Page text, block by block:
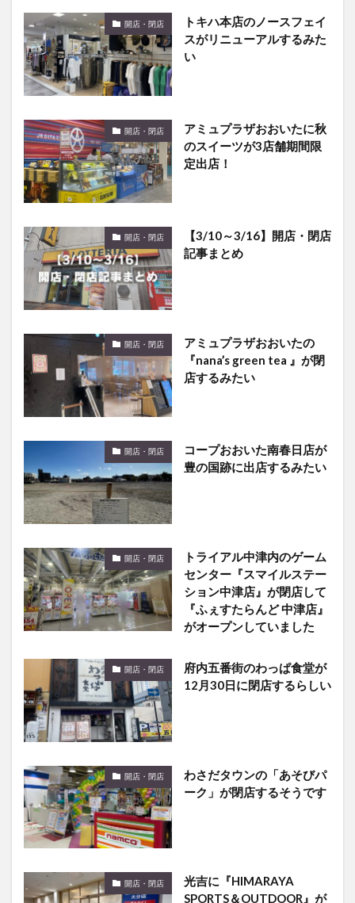
開店・閉店
トキハ本店のノースフェイ
スがリニューアルするみた
い
開店・閉店
アミュプラザおおいたに秋
のスイーツが3店舗期間限
定出店！
開店・閉店
【3/10～3/16】開店・閉店
記事まとめ
開店・閉店
アミュプラザおおいたの
『nana’s green tea 』が閉
店するみたい
開店・閉店
コープおおいた南春日店が
豊の国跡に出店するみたい
開店・閉店
トライアル中津内のゲーム
センター『スマイルステー
ション中津店』が閉店して
『ふぇすたらんど 中津店』
がオープンしていました
開店・閉店
府内五番街のわっぱ食堂が
12月30日に閉店するらしい
開店・閉店
わさだタウンの「あそびパ
ーク」が閉店するそうです
開店・閉店
光吉に『HIMARAYA
SPORTS＆OUTDOOR』が